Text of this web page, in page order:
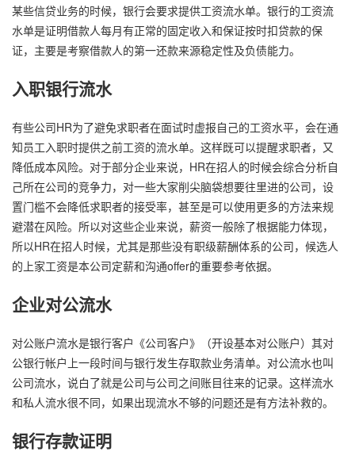
某些信贷业务的时候，银行会要求提供工资流水单。银行的工资流
水单是证明借款人每月有正常的固定收入和保证按时扣贷款的保
证，主要是考察借款人的第一还款来源稳定性及负债能力。
入职银行流水
有些公司HR为了避免求职者在面试时虚报自己的工资水平，会在通
知员工入职时提供之前工资的流水单。这样既可以提醒求职者，又
降低成本风险。对于部分企业来说，HR在招人的时候会综合分析自
己所在公司的竞争力，对一些大家削尖脑袋想要往里进的公司，设
置门槛不会降低求职者的接受率，甚至是可以使用更多的方法来规
避潜在风险。所以对这些企业来说，薪资一般除了根据能力体现，
所以HR在招人时候，尤其是那些没有职级薪酬体系的公司，候选人
的上家工资是本公司定薪和沟通offer的重要参考依据。
企业对公流水
对公账户流水是银行客户《公司客户》（开设基本对公账户）其对
公银行帐户上一段时间与银行发生存取款业务清单。对公流水也叫
公司流水，说白了就是公司与公司之间账目往来的记录。这样流水
和私人流水很不同，如果出现流水不够的问题还是有方法补救的。
银行存款证明